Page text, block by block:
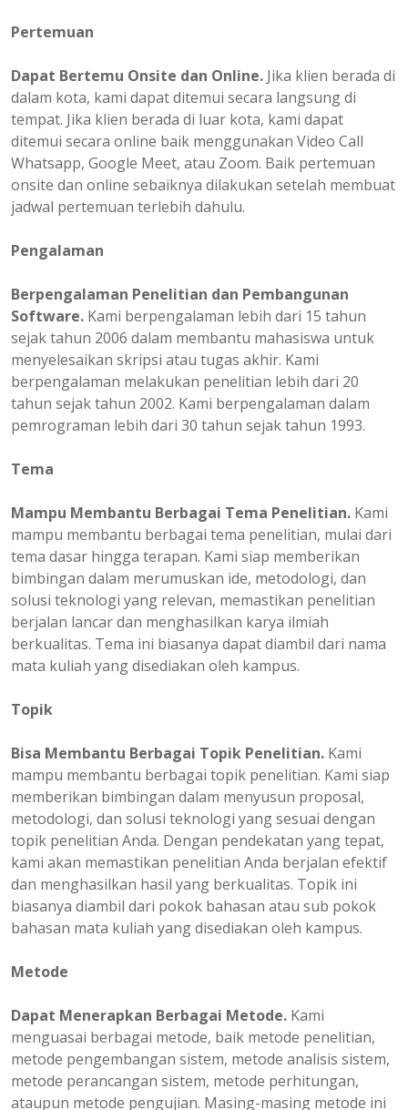
Pertemuan
Dapat Bertemu Onsite dan Online. Jika klien berada di
dalam kota, kami dapat ditemui secara langsung di
tempat. Jika klien berada di luar kota, kami dapat
ditemui secara online baik menggunakan Video Call
Whatsapp, Google Meet, atau Zoom. Baik pertemuan
onsite dan online sebaiknya dilakukan setelah membuat
jadwal pertemuan terlebih dahulu.
Pengalaman
Berpengalaman Penelitian dan Pembangunan
Software. Kami berpengalaman lebih dari 15 tahun
sejak tahun 2006 dalam membantu mahasiswa untuk
menyelesaikan skripsi atau tugas akhir. Kami
berpengalaman melakukan penelitian lebih dari 20
tahun sejak tahun 2002. Kami berpengalaman dalam
pemrograman lebih dari 30 tahun sejak tahun 1993.
Tema
Mampu Membantu Berbagai Tema Penelitian. Kami
mampu membantu berbagai tema penelitian, mulai dari
tema dasar hingga terapan. Kami siap memberikan
bimbingan dalam merumuskan ide, metodologi, dan
solusi teknologi yang relevan, memastikan penelitian
berjalan lancar dan menghasilkan karya ilmiah
berkualitas. Tema ini biasanya dapat diambil dari nama
mata kuliah yang disediakan oleh kampus.
Topik
Bisa Membantu Berbagai Topik Penelitian. Kami
mampu membantu berbagai topik penelitian. Kami siap
memberikan bimbingan dalam menyusun proposal,
metodologi, dan solusi teknologi yang sesuai dengan
topik penelitian Anda. Dengan pendekatan yang tepat,
kami akan memastikan penelitian Anda berjalan efektif
dan menghasilkan hasil yang berkualitas. Topik ini
biasanya diambil dari pokok bahasan atau sub pokok
bahasan mata kuliah yang disediakan oleh kampus.
Metode
Dapat Menerapkan Berbagai Metode. Kami
menguasai berbagai metode, baik metode penelitian,
metode pengembangan sistem, metode analisis sistem,
metode perancangan sistem, metode perhitungan,
ataupun metode pengujian. Masing-masing metode ini